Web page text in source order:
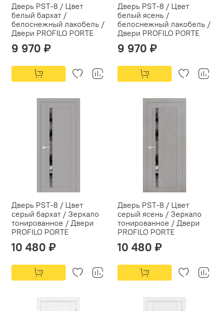
Дверь PST-8 / Цвет
белый бархат /
белоснежный лакобель /
Двери PROFILO PORTE
9 970 ₽
Дверь PST-8 / Цвет
белый ясень /
белоснежный лакобель /
Двери PROFILO PORTE
9 970 ₽
Дверь PST-8 / Цвет
серый бархат / Зеркало
тонированное / Двери
PROFILO PORTE
10 480 ₽
Дверь PST-8 / Цвет
серый ясень / Зеркало
тонированное / Двери
PROFILO PORTE
10 480 ₽